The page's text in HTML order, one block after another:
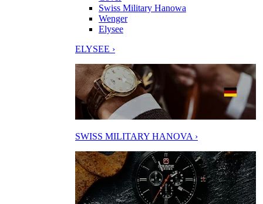
Swiss Military Hanowa
Wenger
Elysee
ELYSEE ›
SWISS MILITARY HANOVA ›